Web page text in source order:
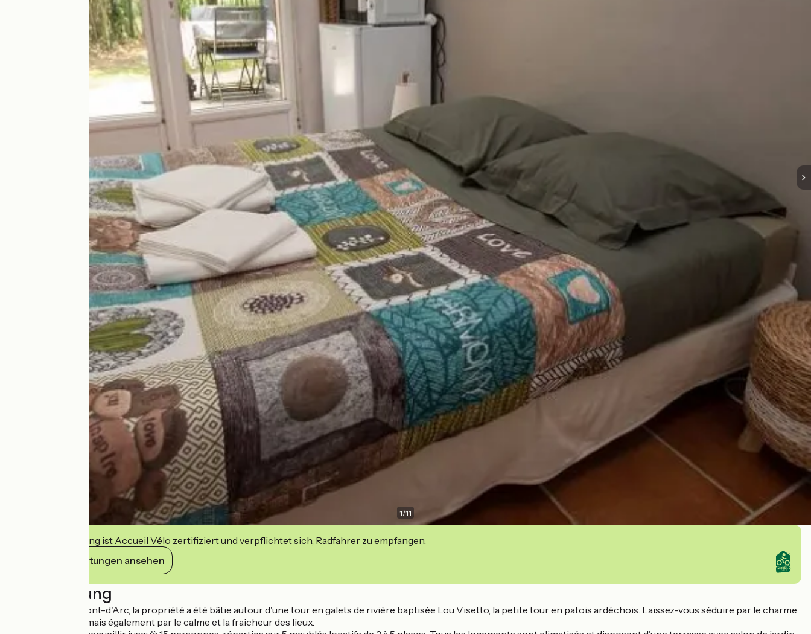
1/11
Diese Einrichtung ist Accueil Vélo zertifiziert und verpflichtet sich, Radfahrer zu empfangen.
Ihre Verpflichtungen ansehen
Beschreibung
Située à Vallon-Pont-d'Arc, la propriété a été bâtie autour d'une tour en galets de rivière baptisée Lou Visetto, la petite tour en patois ardéchois. Laissez-vous séduire par le charme
de l'architecture, mais également par le calme et la fraicheur des lieux.